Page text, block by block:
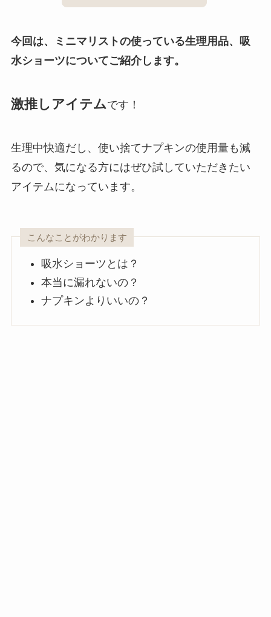
今回は、ミニマリストの使っている生理用品、吸
水ショーツについてご紹介します。
激推しアイテムです！
生理中快適だし、使い捨てナプキンの使用量も減
るので、気になる方にはぜひ試していただきたい
アイテムになっています。
こんなことがわかります
吸水ショーツとは？
本当に漏れないの？
ナプキンよりいいの？